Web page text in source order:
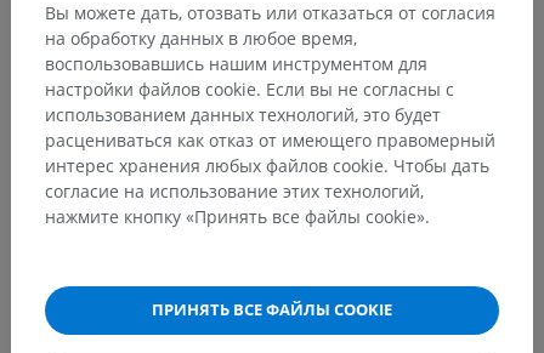
Анатомическая иерархия
Вы можете дать, отозвать или отказаться от согласия
на обработку данных в любое время,
воспользовавшись нашим инструментом для
настройки файлов cookie. Если вы не согласны с
использованием данных технологий, это будет
расцениваться как отказ от имеющего правомерный
интерес хранения любых файлов cookie. Чтобы дать
согласие на использование этих технологий,
нажмите кнопку «Принять все файлы cookie».
ПРИНЯТЬ ВСЕ ФАЙЛЫ COOKIE